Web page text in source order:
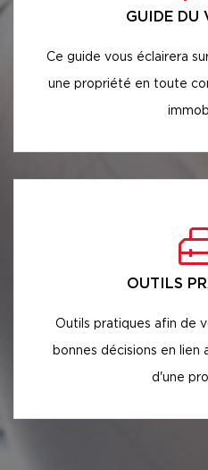
GUIDE DU
Ce guide vous éclairera
une propriété en toute
OUTILS
Outils pratiques afin de
bonnes décisions en lien
d'une